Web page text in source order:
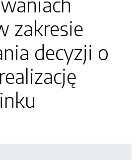
zakresie
decyzji o